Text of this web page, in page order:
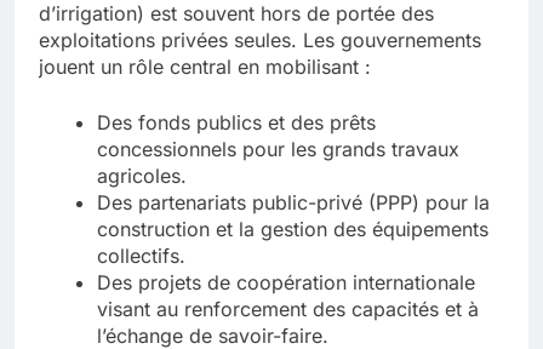
d’irrigation) est souvent hors de portée des
exploitations privées seules. Les gouvernements
jouent un rôle central en mobilisant :
Des fonds publics et des prêts
concessionnels pour les grands travaux
agricoles.
Des partenariats public-privé (PPP) pour la
construction et la gestion des équipements
collectifs.
Des projets de coopération internationale
visant au renforcement des capacités et à
l’échange de savoir-faire.